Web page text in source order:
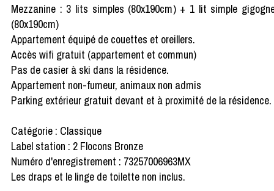
Mezzanine : 3 lits simples (80x190cm) + 1 lit simple
(80x190cm)
Appartement équipé de couettes et oreillers.
Accès wifi gratuit (appartement et commun)
Pas de casier à ski dans la résidence.
Appartement non-fumeur, animaux non admis
Parking extérieur gratuit devant et à proximité de la résidence.
Catégorie : Classique
Label station : 2 Flocons Bronze
Numéro d'enregistrement : 73257006963MX
Les draps et le linge de toilette non inclus.